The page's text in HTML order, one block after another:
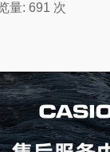
量: 691 次